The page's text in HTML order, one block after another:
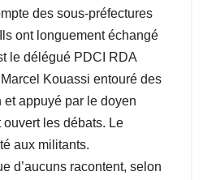
des sous-préfectures
ont longuement échangé
le délégué PDCI RDA
Kouassi entouré des
appuyé par le doyen
les débats. Le
aux militants.
d’aucuns racontent, selon